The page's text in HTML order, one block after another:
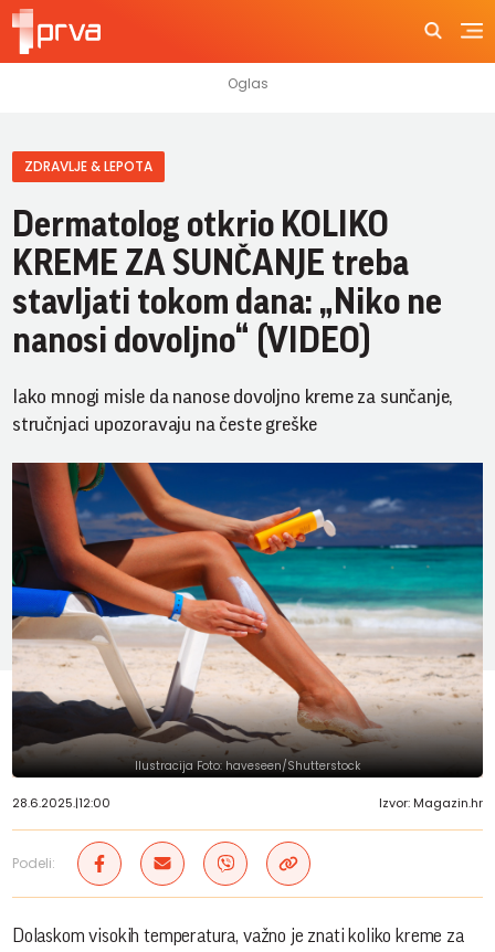
ZDRAVLJE & LEPOTA
Dermatolog otkrio KOLIKO
KREME ZA SUNČANJE treba
stavljati tokom dana: „Niko ne
nanosi dovoljno“ (VIDEO)
Iako mnogi misle da nanose dovoljno kreme za sunčanje,
stručnjaci upozoravaju na česte greške
Ilustracija Foto: haveseen/Shutterstock
28.6.2025.|12:00 Izvor: Magazin.hr
Podeli:
Dolaskom visokih temperatura, važno je znati koliko kreme za